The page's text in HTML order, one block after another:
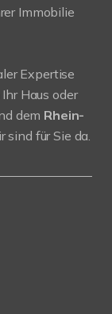
Immobilie
Expertise
Haus oder
dem Rhein-
sind für Sie da.